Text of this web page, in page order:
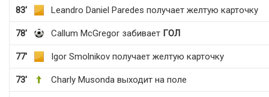
83' Leandro Daniel Paredes получает желтую карточку
78' Callum McGregor забивает ГОЛ
77' Igor Smolnikov получает желтую карточку
73' Charly Musonda выходит на поле